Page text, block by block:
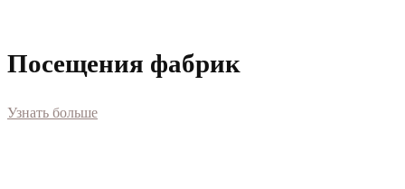
Посещения фабрик
Узнать больше